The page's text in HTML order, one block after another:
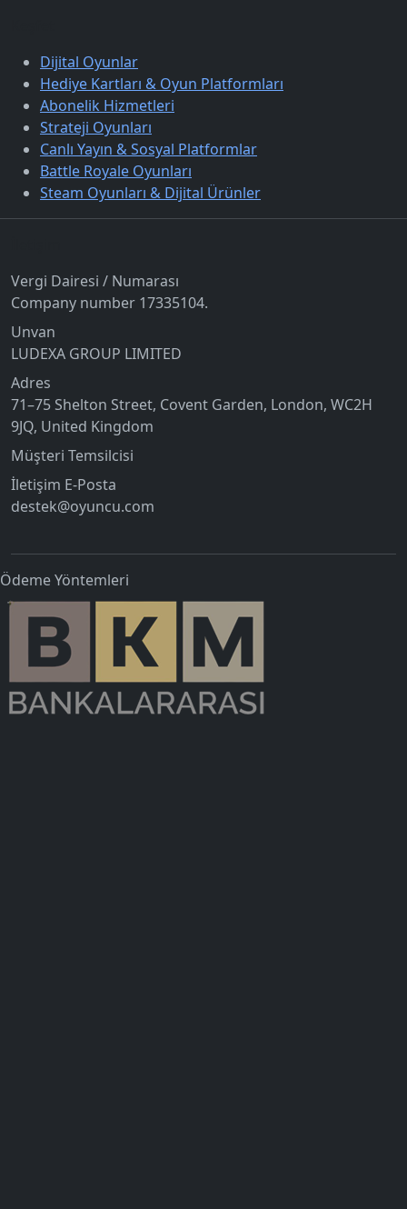
Dijital Oyunlar
Hediye Kartları & Oyun Platformları
Abonelik Hizmetleri
Strateji Oyunları
Canlı Yayın & Sosyal Platformlar
Battle Royale Oyunları
Steam Oyunları & Dijital Ürünler
Vergi Dairesi / Numarası
Company number 17335104.
Unvan
LUDEXA GROUP LIMITED
Adres
71–75 Shelton Street, Covent Garden, London, WC2H
9JQ, United Kingdom
Müşteri Temsilcisi
İletişim E-Posta
destek@oyuncu.com
Ödeme Yöntemleri